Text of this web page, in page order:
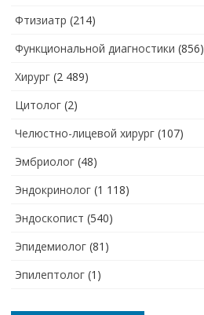
Фтизиатр (214)
Функциональной диагностики (856)
Хирург (2 489)
Цитолог (2)
Челюстно-лицевой хирург (107)
Эмбриолог (48)
Эндокринолог (1 118)
Эндоскопист (540)
Эпидемиолог (81)
Эпилептолог (1)